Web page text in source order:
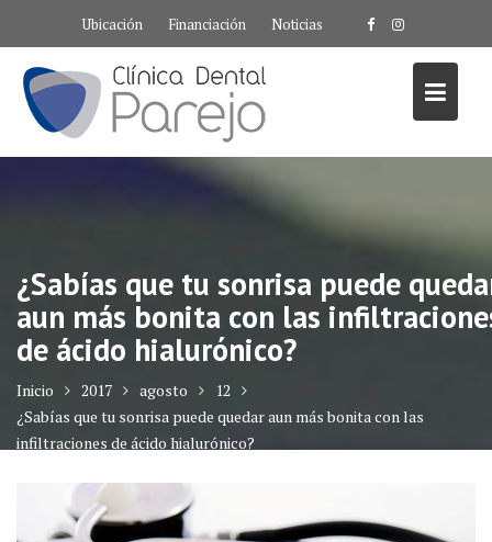
contenido
Ubicación Financiación Noticias
¿Sabías que tu sonrisa puede
aun más bonita con las
de ácido hialurónico?
Inicio 2017 agosto
12
¿Sabías que tu sonrisa puede quedar aun más bonita con las
infiltraciones de ácido hialurónico?